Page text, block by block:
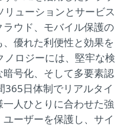
リューションとサービス
ウド、モバイル保護の
優れた利便性と効果を
ノロジーには、堅牢な検
号化、そして多要素認
日体制でリアルタイ
人ひとりに合わせた強
ーザーを保護し、サイ